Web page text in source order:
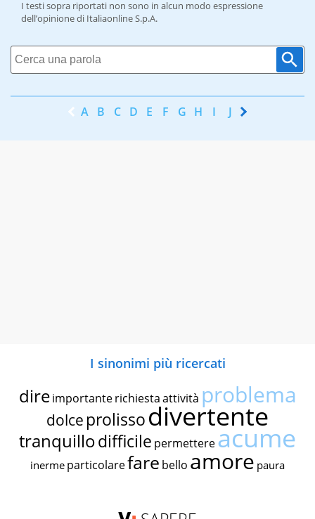
I testi sopra riportati non sono in alcun modo espressione
dell’opinione di Italiaonline S.p.A.
A B C D E F G H I J K
I sinonimi più ricercati
dire importante richiestaattività problema
dolce prolissodivertente
tranquillodifficile permettereacume
inerme particolarefare bello amore paura